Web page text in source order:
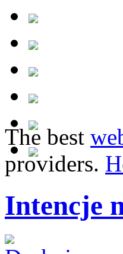
The best
providers.
Intencje